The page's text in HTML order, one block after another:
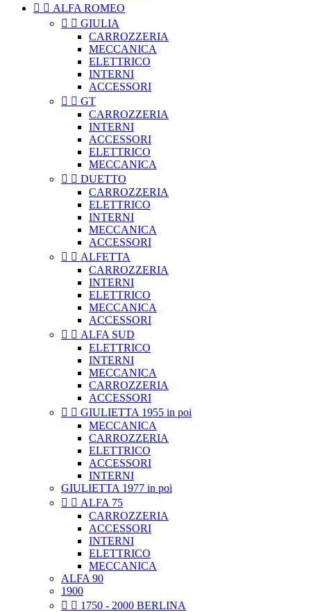
  ALFA ROMEO
  GIULIA
CARROZZERIA
MECCANICA
ELETTRICO
INTERNI
ACCESSORI
  GT
CARROZZERIA
INTERNI
ACCESSORI
ELETTRICO
MECCANICA
  DUETTO
CARROZZERIA
ELETTRICO
INTERNI
MECCANICA
ACCESSORI
  ALFETTA
CARROZZERIA
INTERNI
ELETTRICO
MECCANICA
ACCESSORI
  ALFA SUD
ELETTRICO
INTERNI
MECCANICA
CARROZZERIA
ACCESSORI
  GIULIETTA 1955 in poi
MECCANICA
CARROZZERIA
ELETTRICO
ACCESSORI
INTERNI
GIULIETTA 1977 in poi
  ALFA 75
CARROZZERIA
ACCESSORI
INTERNI
ELETTRICO
MECCANICA
ALFA 90
1900
  1750 - 2000 BERLINA